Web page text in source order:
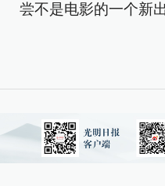
尝不是电影的一个新出